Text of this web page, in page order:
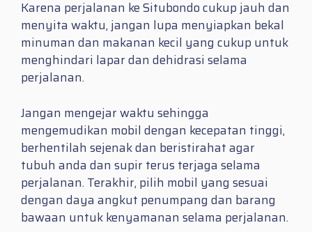
Karena perjalanan ke Situbondo cukup jauh dan
menyita waktu, jangan lupa menyiapkan bekal
minuman dan makanan kecil yang cukup untuk
menghindari lapar dan dehidrasi selama
perjalanan.
Jangan mengejar waktu sehingga
mengemudikan mobil dengan kecepatan tinggi,
berhentilah sejenak dan beristirahat agar
tubuh anda dan supir terus terjaga selama
perjalanan. Terakhir, pilih mobil yang sesuai
dengan daya angkut penumpang dan barang
bawaan untuk kenyamanan selama perjalanan.